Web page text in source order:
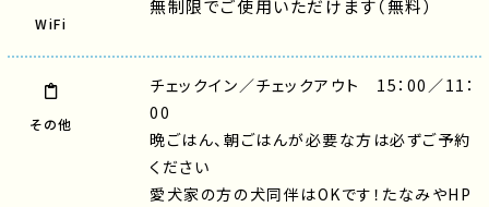
WiFi
無制限でご使用いただけます（無料）
その他
チェックイン／チェックアウト 15：00／11：
00
晩ごはん、朝ごはんが必要な方は必ずご予約
ください
愛犬家の方の犬同伴はOKです！たなみやHP